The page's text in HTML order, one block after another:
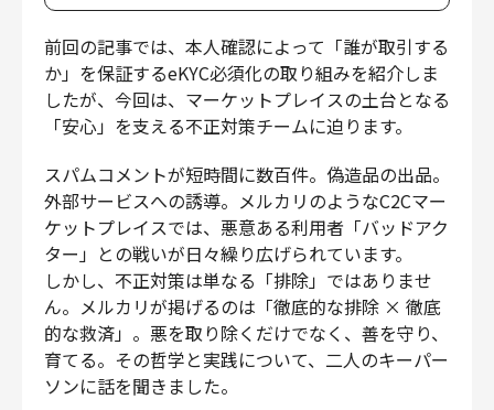
前回の記事では、本人確認によって「誰が取引する
か」を保証するeKYC必須化の取り組みを紹介しま
したが、今回は、マーケットプレイスの土台となる
「安心」を支える不正対策チームに迫ります。
スパムコメントが短時間に数百件。偽造品の出品。
外部サービスへの誘導。メルカリのようなC2Cマー
ケットプレイスでは、悪意ある利用者「バッドアク
ター」との戦いが日々繰り広げられています。
しかし、不正対策は単なる「排除」ではありませ
ん。メルカリが掲げるのは「徹底的な排除 × 徹底
的な救済」。悪を取り除くだけでなく、善を守り、
育てる。その哲学と実践について、二人のキーパー
ソンに話を聞きました。